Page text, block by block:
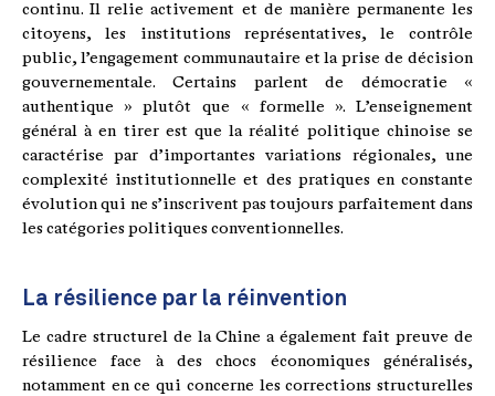
continu. Il relie activement et de manière permanente les
citoyens, les institutions représentatives, le contrôle
public, l’engagement communautaire et la prise de décision
gouvernementale. Certains parlent de démocratie «
authentique » plutôt que « formelle ». L’enseignement
général à en tirer est que la réalité politique chinoise se
caractérise par d’importantes variations régionales, une
complexité institutionnelle et des pratiques en constante
évolution qui ne s’inscrivent pas toujours parfaitement dans
les catégories politiques conventionnelles.
La résilience par la réinvention
Le cadre structurel de la Chine a également fait preuve de
résilience face à des chocs économiques généralisés,
notamment en ce qui concerne les corrections structurelles